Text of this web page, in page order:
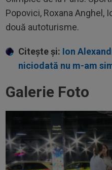
Popovici, Roxana Anghel,
două autoturisme.
Citește și: Ion
niciodată nu m-am
Galerie Foto